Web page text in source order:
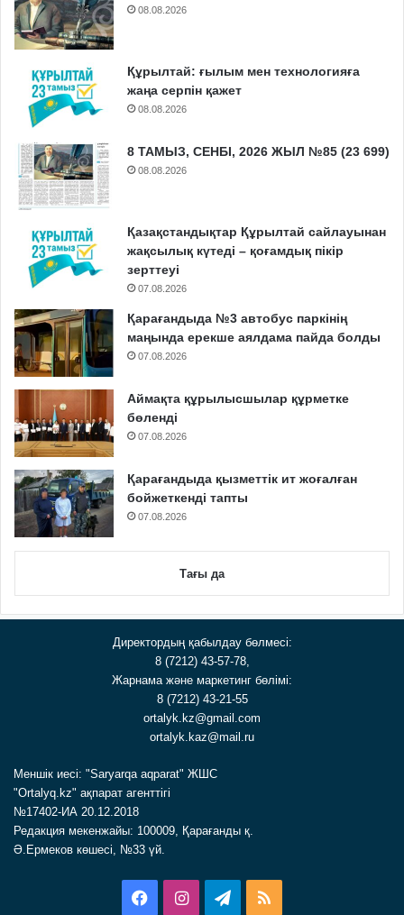
08.08.2026
Құрылтай: ғылым мен технологияға
жаңа серпін қажет
08.08.2026
8 ТАМЫЗ, СЕНБІ, 2026 ЖЫЛ №85 (23 699)
08.08.2026
Қазақстандықтар Құрылтай сайлауынан
жақсылық күтеді – қоғамдық пікір
зерттеуі
07.08.2026
Қарағандыда №3 автобус паркінің
маңында ерекше аялдама пайда болды
07.08.2026
Аймақта құрылысшылар құрметке
бөленді
07.08.2026
Қарағандыда қызметтік ит жоғалған
бойжеткенді тапты
07.08.2026
Тағы да
Директордың қабылдау бөлмесі:
8 (7212) 43-57-78,
Жарнама және маркетинг бөлімі:
8 (7212) 43-21-55
ortalyk.kz@gmail.com
ortalyk.kaz@mail.ru
Меншік иесі: "Saryarqa aqparat" ЖШС
"Ortalyq.kz" ақпарат агенттігі
№17402-ИА 20.12.2018
Редакция мекенжайы: 100009, Қарағанды қ.
Ә.Ермеков көшесі, №33 үй.
FacebookInstagramTelegram